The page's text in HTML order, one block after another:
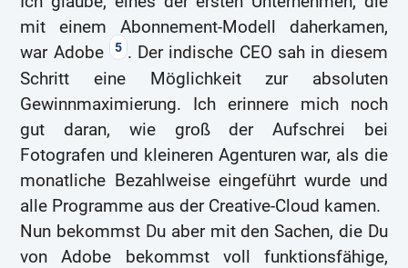
mit einem Abonnement-Modell daherkamen,
war Adobe 5 . Der indische CEO sah in diesem
Schritt eine Möglichkeit zur absoluten
Gewinnmaximierung. Ich erinnere mich noch
gut daran, wie groß der Aufschrei bei
Fotografen und kleineren Agenturen war, als die
monatliche Bezahlweise eingeführt wurde und
alle Programme aus der Creative-Cloud kamen.
Nun bekommst Du aber mit den Sachen, die Du
von Adobe bekommst voll funktionsfähige,